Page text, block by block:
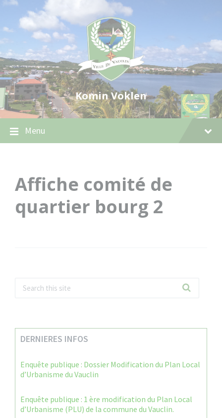
Skip
content
Skip
navigation
Skip
footer
Komin Voklen
Menu
Affiche comité de
quartier bourg 2
DERNIERES INFOS
Enquête publique : Dossier Modification du Plan Local
d’Urbanisme du Vauclin
Enquête publique : 1 ère modification du Plan Local
d’Urbanisme (PLU) de la commune du Vauclin.